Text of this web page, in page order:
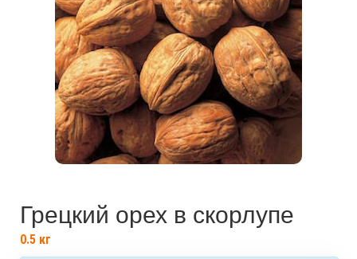
Грецкий орех в скорлупе
0.5 кг